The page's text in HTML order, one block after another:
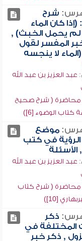
شرح
كان الماء
لم يحمل الخبث) ,
المفسر لقول
لا ينجسه
عبد العزيز بن عبد الله
محاضرة ( شرح صحيح
كتاب الوضوء [6])
موضع
في كتب
الأسئلة
عبد العزيز بن عبد الله
( شرح كتاب
[10])
ذكر
المختلفة في
, ذكر خبر